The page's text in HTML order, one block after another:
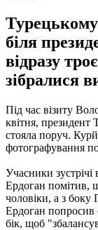
біля
відразу
зібралися
Під час візиту
квітня, президент
стояла поруч.
фотографування
Учасники
Ердоган помітив,
чоловіки, а з боку
Ердоган попросив
бік, щоб